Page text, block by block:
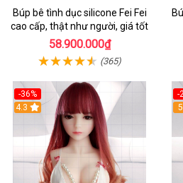
Búp bê tình dục silicone Fei Fei
cao cấp, thật như người, giá tốt
58.900.000₫
(365)
-36%
4.3
-
5